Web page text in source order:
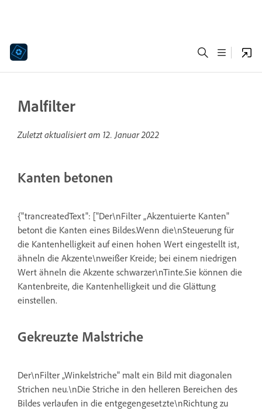
Malfilter
Zuletzt aktualisiert am 12. Januar 2022
Kanten betonen
{"trancreatedText": ["Der\nFilter „Akzentuierte Kanten"
betont die Kanten eines Bildes.Wenn die\nSteuerung für
die Kantenhelligkeit auf einen hohen Wert eingestellt ist,
ähneln die Akzente\nweißer Kreide; bei einem niedrigen
Wert ähneln die Akzente schwarzer\nTinte.Sie können die
Kantenbreite, die Kantenhelligkeit und die Glättung
einstellen.
Gekreuzte Malstriche
Der\nFilter „Winkelstriche" malt ein Bild mit diagonalen
Strichen neu.\nDie Striche in den helleren Bereichen des
Bildes verlaufen in die entgegengesetzte\nRichtung zu